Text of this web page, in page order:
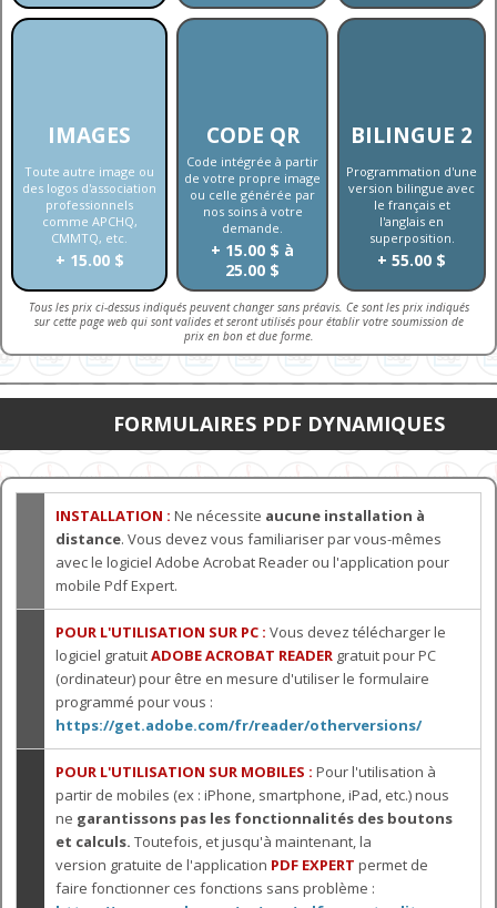
IMAGES
Toute autre image ou
des logos d'association
professionnels
comme APCHQ,
CMMTQ, etc.
+ 15.00 $
CODE QR
Code intégrée à partir
de votre propre image
ou celle générée par
nos soins à votre
demande.
+ 15.00 $ à
25.00 $
BILINGUE 2
Programmation d'une
version bilingue avec
le français et
l'anglais en
superposition.
+ 55.00 $
Tous les prix ci-dessus indiqués peuvent changer sans préavis. Ce sont les prix indiqués
sur cette page web qui sont valides et seront utilisés pour établir votre soumission de
prix en bon et due forme.
FORMULAIRES PDF DYNAMIQUES
INSTALLATION : Ne nécessite aucune installation à
distance. Vous devez vous familiariser par vous-mêmes
avec le logiciel Adobe Acrobat Reader ou l'application pour
mobile Pdf Expert.
POUR L'UTILISATION SUR PC : Vous devez télécharger le
logiciel gratuitADOBE ACROBAT READER gratuit pour PC
(ordinateur) pour être en mesure d'utiliser le formulaire
programmé pour vous :
https://get.adobe.com/fr/reader/otherversions/
POUR L'UTILISATION SUR MOBILES : Pour l'utilisation à
partir de mobiles (ex : iPhone, smartphone, iPad, etc.) nous
ne garantissons pas les fonctionnalités des boutons
et calculs. Toutefois, et jusqu'à maintenant, la
version gratuite de l'application PDF EXPERT permet de
faire fonctionner ces fonctions sans problème :